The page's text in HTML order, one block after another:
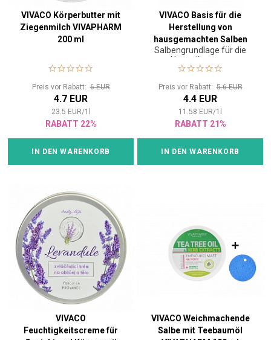
VIVACO Körperbutter mit
Ziegenmilch VIVAPHARM
200 ml
Preis vor Rabatt:6 EUR
4.7 EUR
23.5 EUR/1
RABATT 22%
IN DEN WARENKORB
VIVACO Basis für die
Herstellung von
hausgemachten Salben
HERB EXTRACT 380 ml
Salbengrundlage für die
Herstellung von
hausgemachten Salben.
Preis vor Rabatt:5.6 EUR
4.4 EUR
11.58 EUR/1
RABATT 21%
IN DEN WARENKORB
VIVACO
Feuchtigkeitscreme für
VIVACO Weichmachende
Salbe mit Teebaumöl